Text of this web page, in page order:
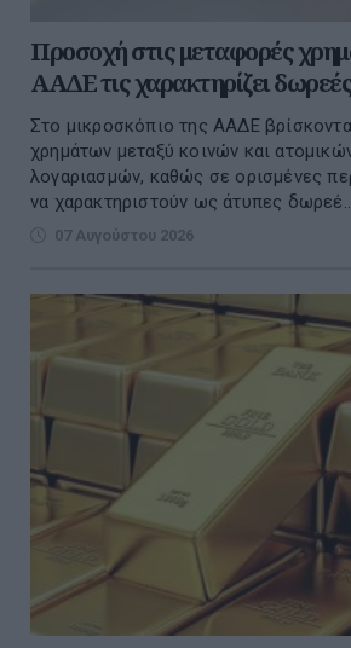
Προσοχή στις μεταφορές
ΑΑΔΕ τις χαρακτηρίζει δωρεές
Στο μικροσκόπιο της ΑΑΔΕ
χρημάτων μεταξύ κοινών και
λογαριασμών, καθώς σε ορισμένες
να χαρακτηριστούν ως άτυπες
07 Αυγούστου 2026